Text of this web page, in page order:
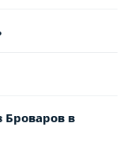
Броваров в